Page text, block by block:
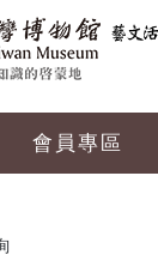
會員專區